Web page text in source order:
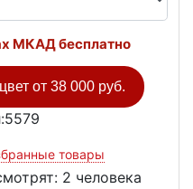
МКАД бесплатно
от 38 000 руб.
товары
2 человека